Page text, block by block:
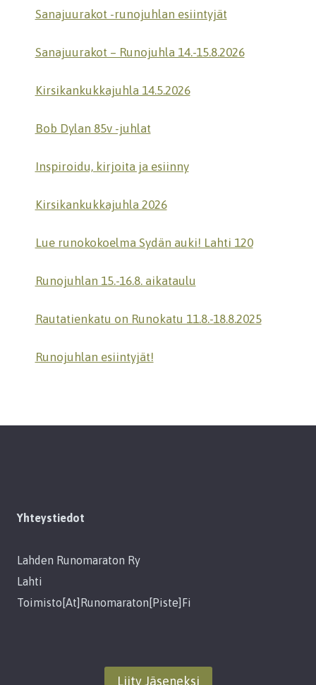
Sanajuurakot -runojuhlan esiintyjät
Sanajuurakot – Runojuhla 14.-15.8.2026
Kirsikankukkajuhla 14.5.2026
Bob Dylan 85v -juhlat
Inspiroidu, kirjoita ja esiinny
Kirsikankukkajuhla 2026
Lue runokokoelma Sydän auki! Lahti 120
Runojuhlan 15.-16.8. aikataulu
Rautatienkatu on Runokatu 11.8.-18.8.2025
Runojuhlan esiintyjät!
Yhteystiedot
Lahden Runomaraton Ry
Lahti
Toimisto[at]runomaraton[piste]fi
Liity Jäseneksi